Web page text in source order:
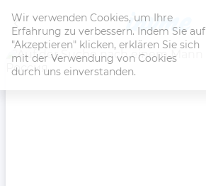
Wir verwenden Cookies, um Ihre
Erfahrung zu verbessern. Indem Sie auf
"Akzeptieren" klicken, erklären Sie sich
mit der Verwendung von Cookies
durch uns einverstanden.